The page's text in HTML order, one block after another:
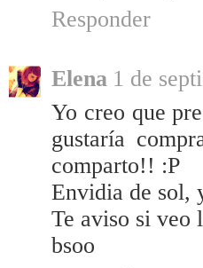
Responder
Elena 1 de
Yo creo que
gustaría
comparto!! :P
Envidia de sol,
Te aviso si veo
bsoo